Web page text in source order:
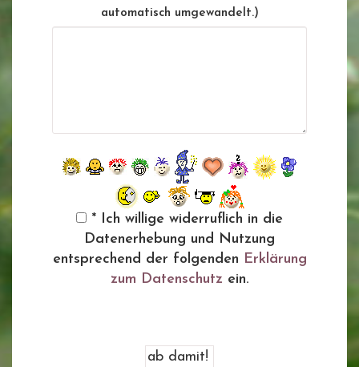
automatisch umgewandelt.)
* Ich willige widerruflich in die
Datenerhebung und Nutzung
entsprechend der folgenden Erklärung
zum Datenschutz ein.